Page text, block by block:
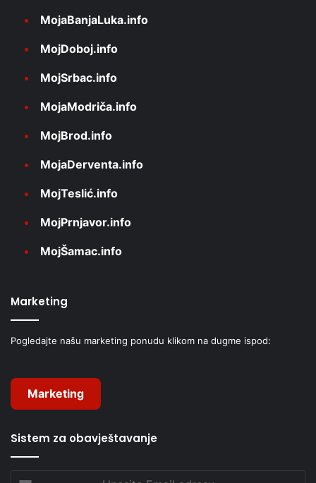
MojaBanjaLuka.info
MojDoboj.info
MojSrbac.info
MojaModriča.info
MojBrod.info
MojaDerventa.info
MojTeslić.info
MojPrnjavor.info
MojŠamac.info
Marketing
Pogledajte našu marketing ponudu klikom na dugme ispod:
Marketing
Sistem za obavještavanje